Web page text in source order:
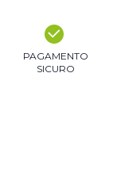
PAGAMENTO
SICURO